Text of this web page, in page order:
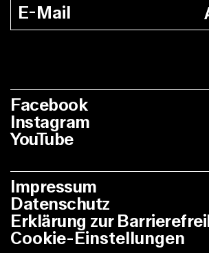
Facebook
Instagram
YouTube
Impressum
Datenschutz
Erklärung zur
Cookie-Einstellungen